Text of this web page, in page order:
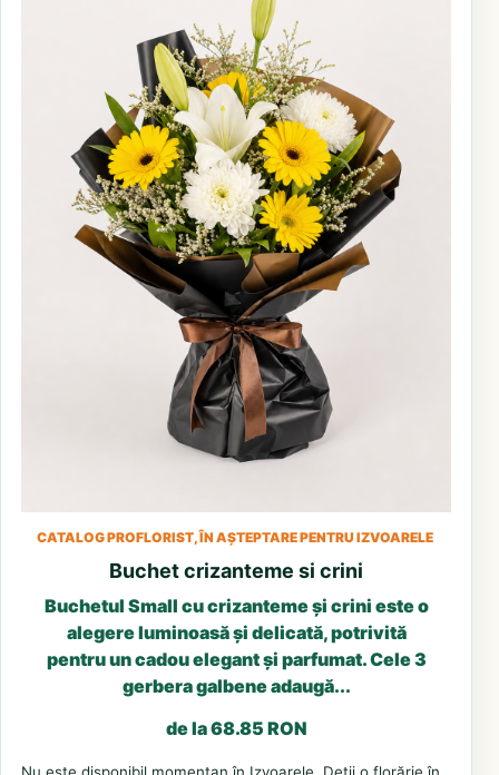
CATALOG PROFLORIST, ÎN AȘTEPTARE PENTRU IZVOARELE
Buchet crizanteme si crini
Buchetul Small cu crizanteme și crini este o
alegere luminoasă și delicată, potrivită
pentru un cadou elegant și parfumat. Cele 3
gerbera galbene adaugă...
de la 68.85 RON